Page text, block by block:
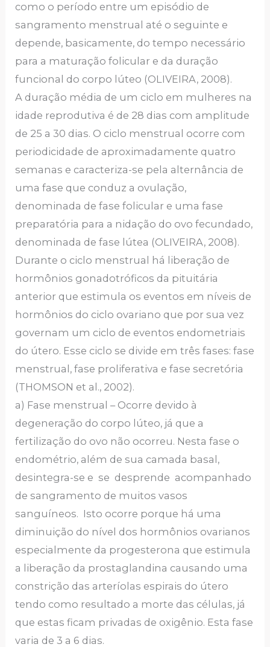
como o período entre um episódio de
sangramento menstrual até o seguinte e
depende, basicamente, do tempo necessário
para a maturação folicular e da duração
funcional do corpo lúteo (OLIVEIRA, 2008).
A duração média de um ciclo em mulheres na
idade reprodutiva é de 28 dias com amplitude
de 25 a 30 dias. O ciclo menstrual ocorre com
periodicidade de aproximadamente quatro
semanas e caracteriza-se pela alternância de
uma fase que conduz a ovulação,
denominada de fase folicular e uma fase
preparatória para a nidação do ovo fecundado,
denominada de fase lútea (OLIVEIRA, 2008).
Durante o ciclo menstrual há liberação de
hormônios gonadotróficos da pituitária
anterior que estimula os eventos em níveis de
hormônios do ciclo ovariano que por sua vez
governam um ciclo de eventos endometriais
do útero. Esse ciclo se divide em três fases: fase
menstrual, fase proliferativa e fase secretória
(THOMSON et al., 2002).
a) Fase menstrual – Ocorre devido à
degeneração do corpo lúteo, já que a
fertilização do ovo não ocorreu. Nesta fase o
endométrio, além de sua camada basal,
desintegra-se e se desprende acompanhado
de sangramento de muitos vasos
sanguíneos. Isto ocorre porque há uma
diminuição do nível dos hormônios ovarianos
especialmente da progesterona que estimula
a liberação da prostaglandina causando uma
constrição das arteríolas espirais do útero
tendo como resultado a morte das células, já
que estas ficam privadas de oxigênio. Esta fase
varia de 3 a 6 dias.